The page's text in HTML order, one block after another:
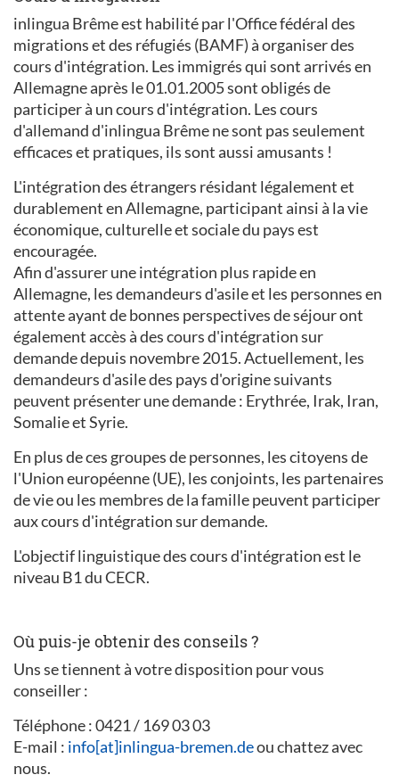
inlingua Brême est habilité par l'Office fédéral des
migrations et des réfugiés (BAMF) à organiser des
cours d'intégration. Les immigrés qui sont arrivés en
Allemagne après le 01.01.2005 sont obligés de
participer à un cours d'intégration. Les cours
d'allemand d'inlingua Brême ne sont pas seulement
efficaces et pratiques, ils sont aussi amusants !
L'intégration des étrangers résidant légalement et
durablement en Allemagne, participant ainsi à la vie
économique, culturelle et sociale du pays est
encouragée.
Afin d'assurer une intégration plus rapide en
Allemagne, les demandeurs d'asile et les personnes en
attente ayant de bonnes perspectives de séjour ont
également accès à des cours d'intégration sur
demande depuis novembre 2015. Actuellement, les
demandeurs d'asile des pays d'origine suivants
peuvent présenter une demande : Erythrée, Irak, Iran,
Somalie et Syrie.
En plus de ces groupes de personnes, les citoyens de
l'Union européenne (UE), les conjoints, les partenaires
de vie ou les membres de la famille peuvent participer
aux cours d'intégration sur demande.
L'objectif linguistique des cours d'intégration est le
niveau B1 du CECR.
Où puis-je obtenir des conseils ?
Uns se tiennent à votre disposition pour vous
conseiller :
Téléphone : 0421 / 169 03 03
E-mail : info[at]inlingua-bremen.deou chattez avec
nous.